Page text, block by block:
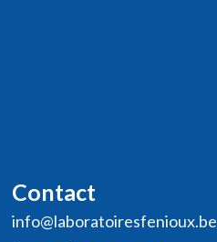
Contact
info@laboratoiresfenioux.be